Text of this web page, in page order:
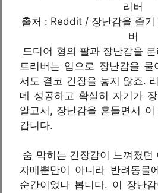
출처 : Reddit / 장난감을 줍기
버
드디어 형의 팔과 장난감을
트리버는 입으로 장난감을
서도 결코 긴장을 놓지 않죠.
데 성공하고 확실히 자기가
알고서, 장난감을 흔들면서
갑니다.
숨 막히는 긴장감이 느껴졌던
자매뿐만이 아니라 반려동물
순간이었나 봅니다. 이 장난